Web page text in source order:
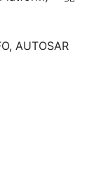
AUTOSAR